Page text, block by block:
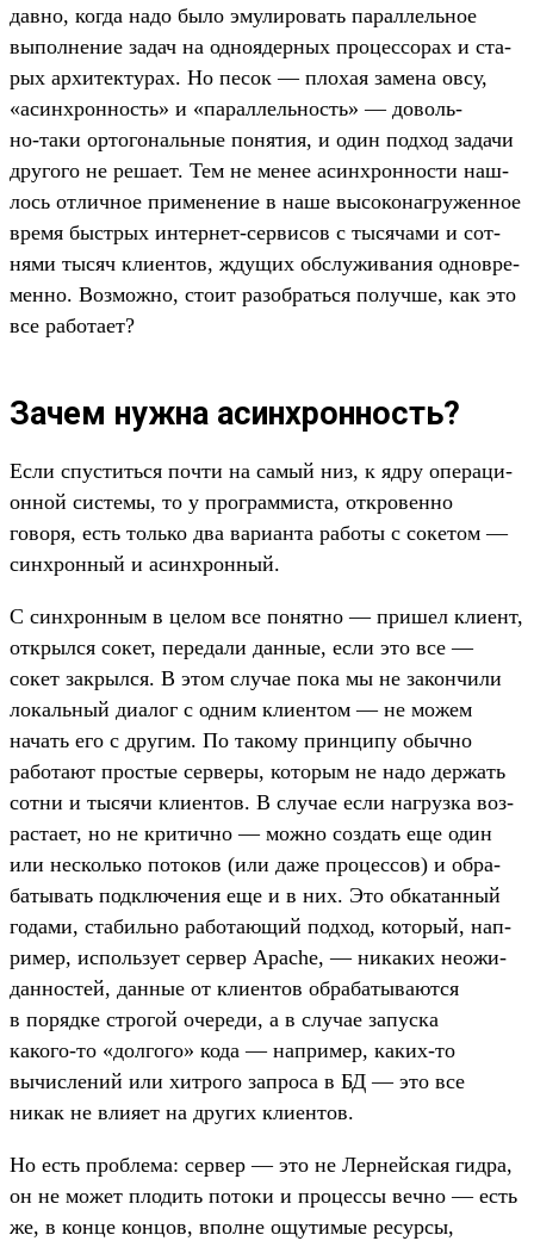
дав­но, ког­да надо было эму­лиро­вать парал­лель­ное
выпол­нение задач на одно­ядер­ных про­цес­сорах и ста­
рых архи­тек­турах. Но песок — пло­хая замена овсу,
«асин­хрон­ность» и «парал­лель­ность» — доволь­
но‑таки орто­гональ­ные понятия, и один под­ход задачи
дру­гого не реша­ет. Тем не менее асин­хрон­ности наш­
лось отличное при­мене­ние в наше высоко­наг­ружен­ное
вре­мя быс­трых интернет‑сер­висов с тысяча­ми и сот­
нями тысяч кли­ентов, жду­щих обслу­жива­ния одновре­
мен­но. Воз­можно, сто­ит разоб­рать­ся получ­ше, как это
все работа­ет?
Зачем нужна асинхронность?
Ес­ли спус­тить­ся поч­ти на самый низ, к ядру опе­раци­
онной сис­темы, то у прог­раммис­та, откро­вен­но
говоря, есть толь­ко два вари­анта работы с сокетом —
син­хрон­ный и асин­хрон­ный.
С син­хрон­ным в целом все понят­но — при­шел кли­ент,
открыл­ся сокет, переда­ли дан­ные, если это все —
сокет зак­рылся. В этом слу­чае пока мы не закон­чили
локаль­ный диалог с одним кли­ентом — не можем
начать его с дру­гим. По такому прин­ципу обыч­но
работа­ют прос­тые сер­веры, которым не надо дер­жать
сот­ни и тысячи кли­ентов. В слу­чае если наг­рузка воз­
раста­ет, но не кри­тич­но — мож­но соз­дать еще один
или нес­коль­ко потоков (или даже про­цес­сов) и обра­
баты­вать под­клю­чения еще и в них. Это обка­тан­ный
годами, ста­биль­но работа­ющий под­ход, который, нап­
ример, исполь­зует сер­вер Apache, — никаких неожи­
дан­ностей, дан­ные от кли­ентов обра­баты­вают­ся
в поряд­ке стро­гой оче­реди, а в слу­чае запус­ка
какого‑то «дол­гого» кода — нап­ример, каких‑то
вычис­лений или хит­рого зап­роса в БД — это все
никак не вли­яет на дру­гих кли­ентов.
Но есть проб­лема: сер­вер — это не Лер­ней­ская гид­ра,
он не может пло­дить потоки и про­цес­сы веч­но — есть
же, в кон­це кон­цов, впол­не ощу­тимые ресур­сы,